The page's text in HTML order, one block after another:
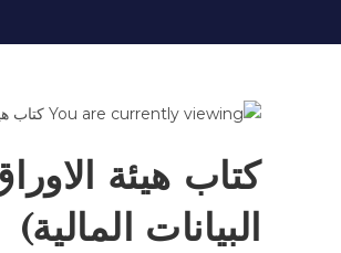
كتاب هيئة
البيانات المالية)